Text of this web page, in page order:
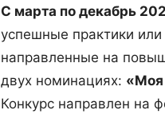
С марта по декабрь
успешные практики
направленные на
двух номинациях: «Моя
Конкурс направлен на